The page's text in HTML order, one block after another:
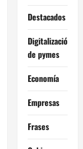
Destacados
Digitalización
de pymes
Economía
Empresas
Frases